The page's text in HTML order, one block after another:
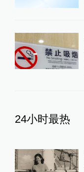
24小时最热